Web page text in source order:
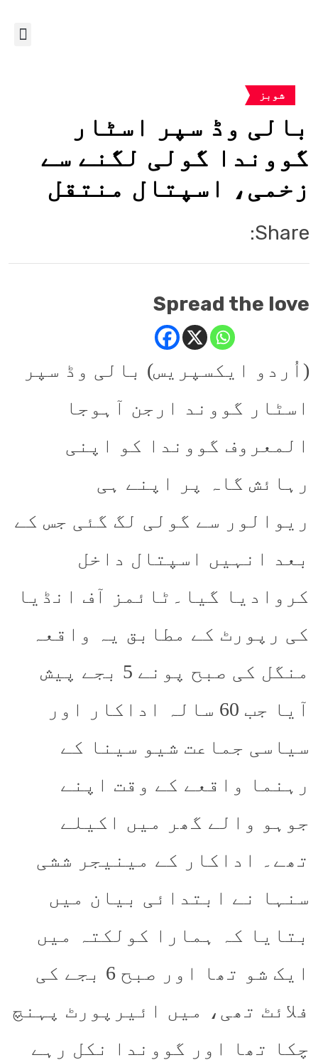
شوبز
بالی وڈ سپر اسٹار
گووندا گولی لگنے سے
زخمی، اسپتال منتقل
Share:
Spread the love
(اُردو ایکسپریس) بالی وڈ سپر
اسٹار گووند ارجن آہوجا
المعروف گووندا کو اپنی
رہائش گاہ پر اپنے ہی
ریوالور سے گولی لگ گئی جس کے
بعد انہیں اسپتال داخل
کروادیا گیا۔ٹائمز آف انڈیا
کی رپورٹ کے مطابق یہ واقعہ
منگل کی صبح پونے 5 بجے پیش
آیا جب 60 سالہ اداکار اور
سیاسی جماعت شیو سینا کے
رہنما واقعے کے وقت اپنے
جوہو والے گھر میں اکیلے
تھے۔ اداکار کے مینیجر ششی
سنہا نے ابتدائی بیان میں
بتایا کہ ہمارا کولکتہ میں
ایک شو تھا اور صبح 6 بجے کی
فلائٹ تھی، میں ائیرپورٹ پہنچ
چکا تھا اور گووندا نکل رہے